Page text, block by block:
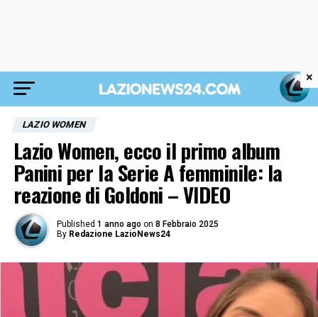
LAZIO WOMEN
Lazio Women, ecco il primo album
Panini per la Serie A femminile: la
reazione di Goldoni – VIDEO
Published 1 anno ago on 8 Febbraio 2025
By Redazione LazioNews24
×